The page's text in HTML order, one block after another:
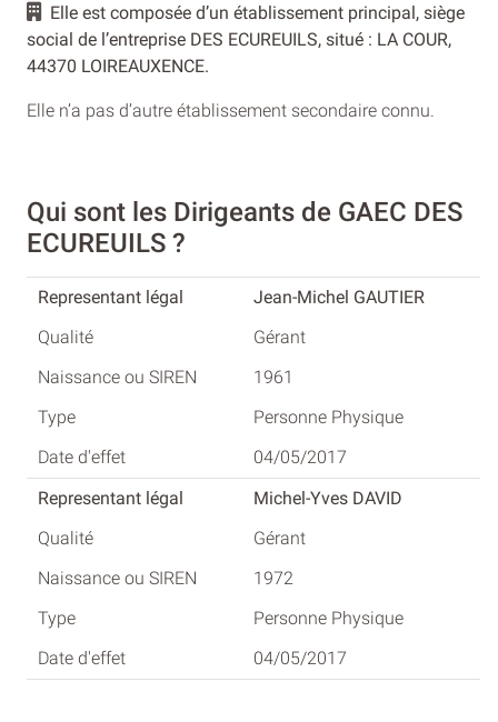
Elle est composée d’un établissement principal, siège
social de l’entreprise DES ECUREUILS, situé : LA COUR,
44370 LOIREAUXENCE.
Elle n’a pas d’autre établissement secondaire connu.
Qui sont les Dirigeants de GAEC DES
ECUREUILS ?
Jean-Michel GAUTIER
Gérant
1961
Personne Physique
04/05/2017
Michel-Yves DAVID
Gérant
1972
Personne Physique
04/05/2017